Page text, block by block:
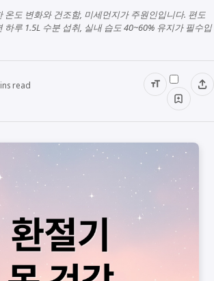
온도 변화와 건조함, 미세먼지가 주원인입니다. 편도
하루 1.5L 수분 섭취, 실내 습도 40~60% 유지가 필수입
read